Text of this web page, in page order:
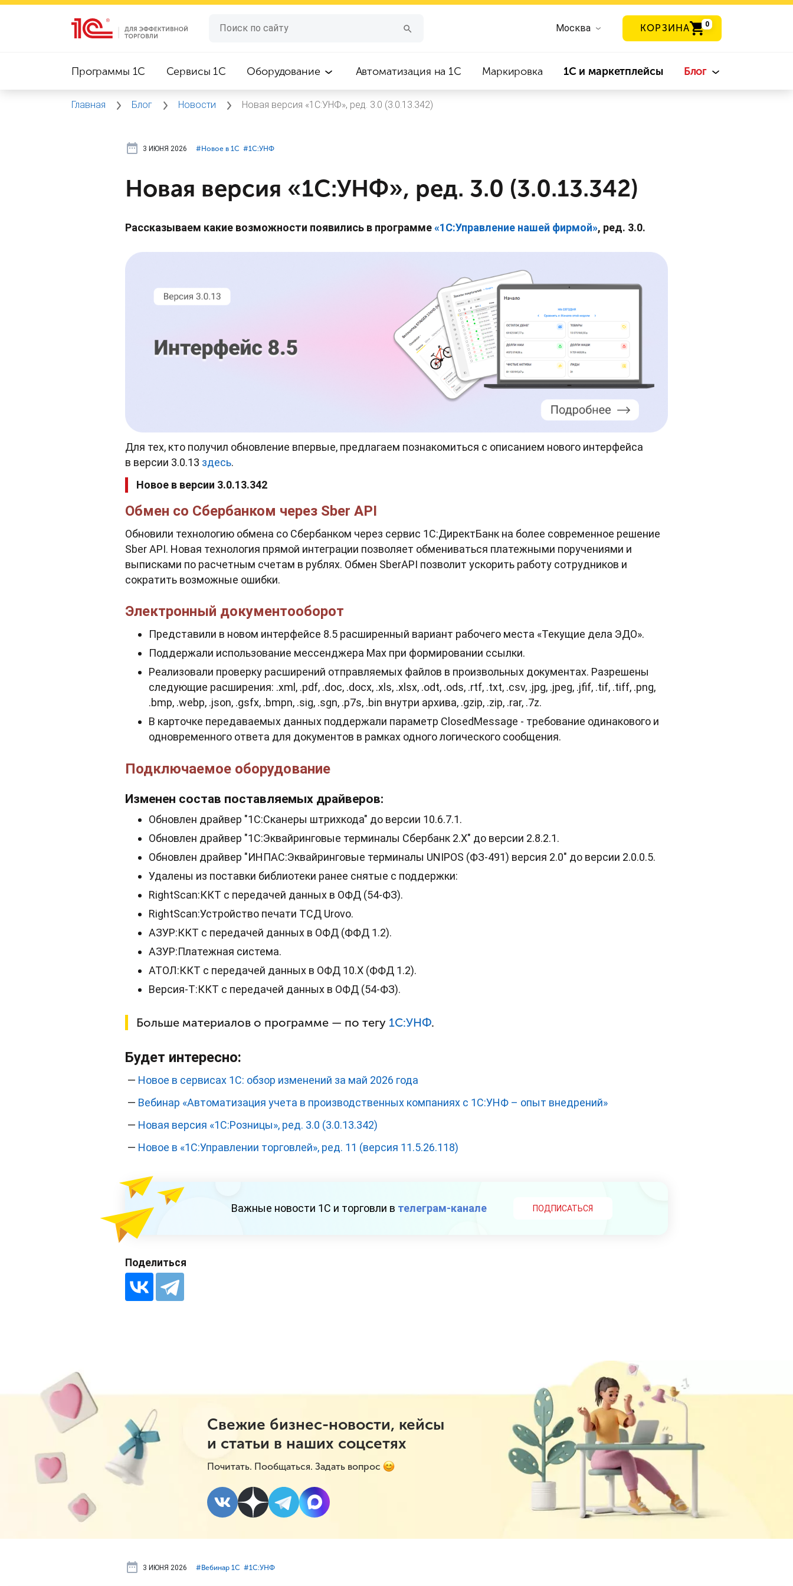
Москва КОРЗИНА 0
Программы 1C Сервисы 1C Оборудование Автоматизация на 1С Маркировка 1С и маркетплейсы Блог
Главная Блог Новости Новая версия «1С:УНФ», ред. 3.0 (3.0.13.342)
3 ИЮНЯ 2026 #⁣Новое в 1С #⁣1С:УНФ
Новая версия «1С:УНФ», ред. 3.0 (3.0.13.342)
Рассказываем какие возможности появились в программе«1С:Управление нашей фирмой», ред. 3.0.
Для тех, кто получил обновление впервые, предлагаем познакомиться с описанием нового интерфейса
в версии 3.0.13 здесь.
Новое в версии 3.0.13.342
Обмен со Сбербанком через Sber API
Обновили технологию обмена со Сбербанком через сервис 1С:ДиректБанк на более современное решение
Sber API. Новая технология прямой интеграции позволяет обмениваться платежными поручениями и
выписками по расчетным счетам в рублях. Обмен SberAPI позволит ускорить работу сотрудников и
сократить возможные ошибки.
Электронный документооборот
Представили в новом интерфейсе 8.5 расширенный вариант рабочего места «Текущие дела ЭДО».
Поддержали использование мессенджера Max при формировании ссылки.
Реализовали проверку расширений отправляемых файлов в произвольных документах. Разрешены
следующие расширения: .xml, .pdf, .doc, .docx, .xls, .xlsx, .odt, .ods, .rtf, .txt, .csv, .jpg, .jpeg, .jfif, .tif, .tiff, .png,
.bmp, .webp, .json, .gsfx, .bmpn, .sig, .sgn, .p7s, .bin внутри архива, .gzip, .zip, .rar, .7z.
В карточке передаваемых данных поддержали параметр ClosedMessage - требование одинакового и
одновременного ответа для документов в рамках одного логического сообщения.
Подключаемое оборудование
Изменен состав поставляемых драйверов:
Обновлен драйвер "1С:Сканеры штрихкода" до версии 10.6.7.1.
Обновлен драйвер "1С:Эквайринговые терминалы Сбербанк 2.Х" до версии 2.8.2.1.
Обновлен драйвер "ИНПАС:Эквайринговые терминалы UNIPOS (ФЗ-491) версия 2.0" до версии 2.0.0.5.
Удалены из поставки библиотеки ранее снятые с поддержки:
RightScan:ККТ с передачей данных в ОФД (54-ФЗ).
RightScan:Устройство печати ТСД Urovo.
АЗУР:ККТ с передачей данных в ОФД (ФФД 1.2).
АЗУР:Платежная система.
АТОЛ:ККТ с передачей данных в ОФД 10.Х (ФФД 1.2).
Версия-Т:ККТ с передачей данных в ОФД (54-ФЗ).
Больше материалов о программе — по тегу 1С:УНФ.
Будет интересно:
— Новое в сервисах 1С: обзор изменений за май 2026 года
— Вебинар «Автоматизация учета в производственных компаниях с 1С:УНФ – опыт внедрений»
— Новая версия «1С:Розницы», ред. 3.0 (3.0.13.342)
— Новое в «1С:Управлении торговлей», ред. 11 (версия 11.5.26.118)
Важные новости 1С и торговли в телеграм-канале ПОДПИСАТЬСЯ
Поделиться
Свежие бизнес-новости, кейсы
и статьи в наших соцсетях
Почитать. Пообщаться. Задать вопрос
3 ИЮНЯ 2026 #⁣Вебинар 1С #⁣1С:УНФ